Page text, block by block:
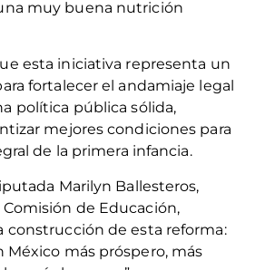
muy buena nutrición
esta iniciativa representa un
fortalecer el andamiaje legal
política pública sólida,
mejores condiciones para
de la primera infancia.
Marilyn Ballesteros,
de Educación,
construcción de esta reforma:
México más próspero, más